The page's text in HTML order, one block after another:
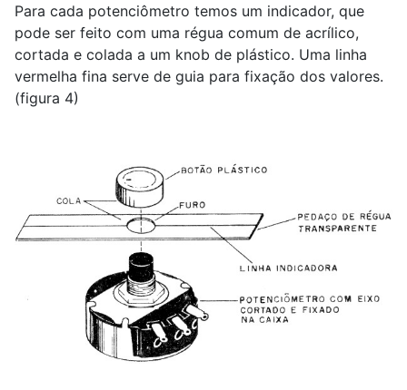
Para cada potenciômetro temos um indicador, que
pode ser feito com uma régua comum de acrílico,
cortada e colada a um knob de plástico. Uma linha
vermelha fina serve de guia para fixação dos valores.
(figura 4)